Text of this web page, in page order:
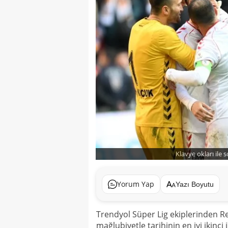
Klavye okları ile
Yorum Yap Yazı Boyutu
Trendyol Süper Lig ekiplerinden
mağlubiyetle tarihinin en iyi ikinci